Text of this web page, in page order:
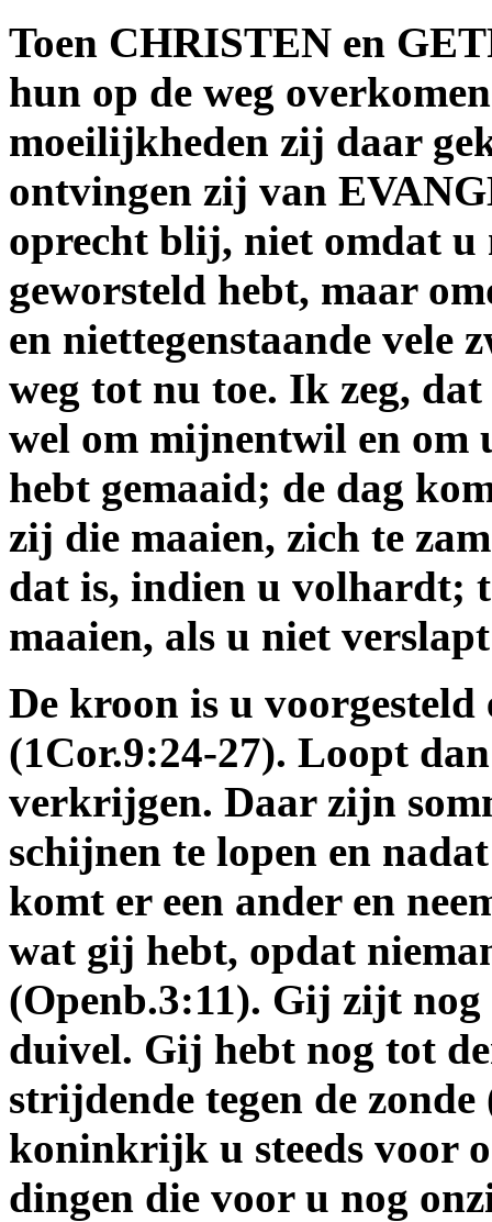
Toen CHRISTEN en
hun op de weg
moeilijkheden zij daar
ontvingen zij van
oprecht blij, niet omdat u
geworsteld hebt, maar
en niettegenstaande vele
weg tot nu toe. Ik zeg,
wel om mijnentwil en om
hebt gemaaid; de dag
zij die maaien, zich te
dat is, indien u volhardt;
maaien, als u niet
De kroon is u
(1Cor.9:24-27). Loopt
verkrijgen. Daar zijn
schijnen te lopen en
komt er een ander en
wat gij hebt, opdat
(Openb.3:11). Gij zijt
duivel. Gij hebt nog tot
strijdende tegen de
koninkrijk u steeds voor
dingen die voor u nog